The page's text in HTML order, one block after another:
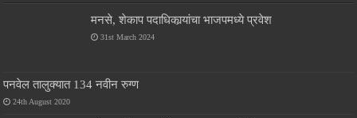
मनसे, शेकाप पदाधिकार्‍यांचा भाजपमध्ये प्रवेश
31st March 2024
पनवेल तालुक्यात 134 नवीन रुग्ण
24th August 2020